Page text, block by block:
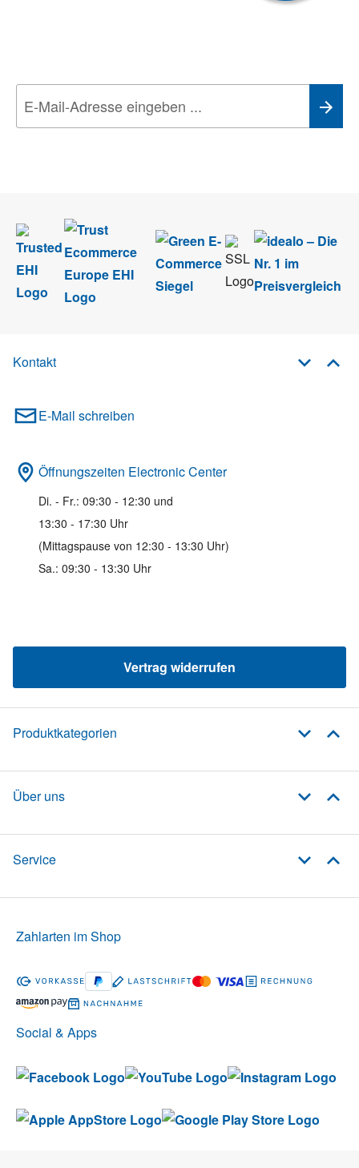
Kontakt
E-Mail schreiben
Öffnungszeiten Electronic Center
Di. - Fr.: 09:30 - 12:30 und
13:30 - 17:30 Uhr
(Mittagspause von 12:30 - 13:30 Uhr)
Sa.: 09:30 - 13:30 Uhr
Vertrag widerrufen
Produktkategorien
Über uns
Service
Social & Apps
Zahlarten im Shop